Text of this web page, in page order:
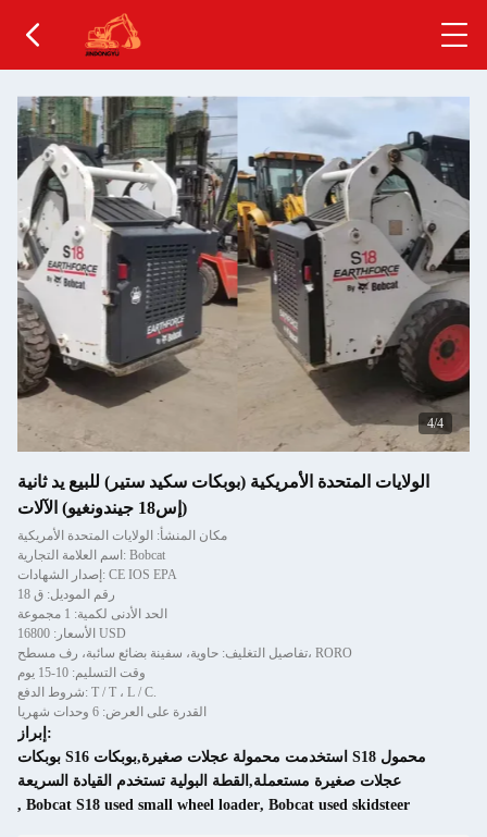
4/4
الولايات المتحدة الأمريكية (بوبكات سكيد ستير) للبيع يد ثانية
(إس18 جيندونغيو) الآلات
مكان المنشأ: الولايات المتحدة الأمريكية
اسم العلامة التجارية: Bobcat
إصدار الشهادات: CE IOS EPA
رقم الموديل: ق 18
الحد الأدنى لكمية: 1 مجموعة
الأسعار: 16800 USD
تفاصيل التغليف: حاوية، سفينة بضائع سائبة، رف مسطح، RORO
وقت التسليم: 10-15 يوم
شروط الدفع: T / T ، L / C.
القدرة على العرض: 6 وحدات شهريا
إبراز:
بوبكات S16 استخدمت محمولة عجلات صغيرة,بوبكات S18 محمول
عجلات صغيرة مستعملة,القطة البولية تستخدم القيادة السريعة
, Bobcat S18 used small wheel loader, Bobcat used skidsteer